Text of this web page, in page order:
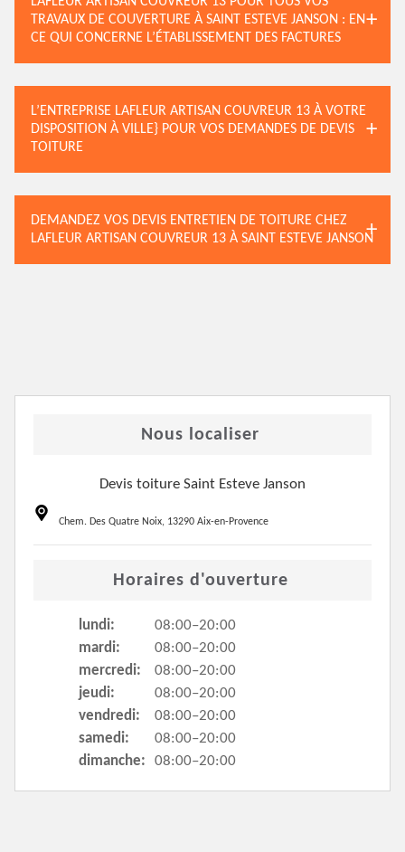
TRAVAUX DE COUVERTURE À SAINT ESTEVE JANSON : EN
CE QUI CONCERNE L’ÉTABLISSEMENT DES FACTURES
L’ENTREPRISE LAFLEUR ARTISAN COUVREUR 13 À VOTRE
DISPOSITION À VILLE} POUR VOS DEMANDES DE DEVIS
TOITURE
DEMANDEZ VOS DEVIS ENTRETIEN DE TOITURE CHEZ
LAFLEUR ARTISAN COUVREUR 13 À SAINT ESTEVE JANSON
Nous localiser
Devis toiture Saint Esteve Janson
Chem. Des Quatre Noix, 13290 Aix-en-Provence
Horaires d'ouverture
lundi:
08:00–20:00
mardi:
08:00–20:00
mercredi:
08:00–20:00
jeudi:
08:00–20:00
vendredi:
08:00–20:00
samedi:
08:00–20:00
dimanche:
08:00–20:00